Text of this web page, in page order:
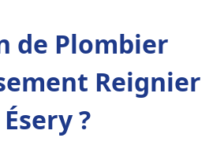
de Plombier
Reignier
Ésery ?